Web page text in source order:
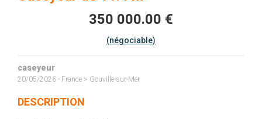
350 000.00 €
(négociable)
caseyeur
20/05/2026 - France > Gouville-sur-Mer
DESCRIPTION